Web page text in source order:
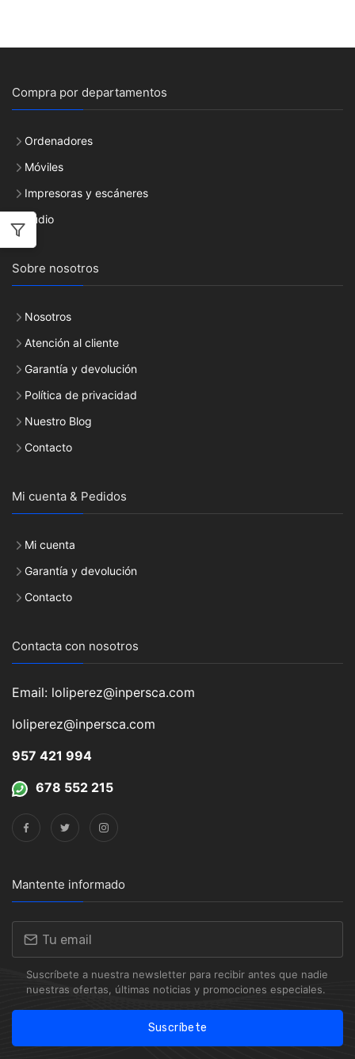
Compra por departamentos
Ordenadores
Móviles
Impresoras y escáneres
Audio
Sobre nosotros
Nosotros
Atención al cliente
Garantía y devolución
Política de privacidad
Nuestro Blog
Contacto
Mi cuenta & Pedidos
Mi cuenta
Garantía y devolución
Contacto
Contacta con nosotros
Email: loliperez@inpersca.com
loliperez@inpersca.com
957 421 994
678 552 215
Mantente informado
Suscríbete a nuestra newsletter para recibir antes que nadie
nuestras ofertas, últimas noticias y promociones especiales.
Suscríbete